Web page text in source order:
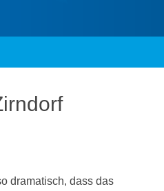
dramatisch, dass das